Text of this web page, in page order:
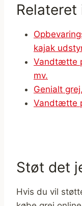
kajak
Vandtætte
mv.
Genialt
Vandtætte
Støt det
Hvis du vil